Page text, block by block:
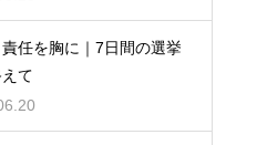
任を胸に｜7日間の選挙
て